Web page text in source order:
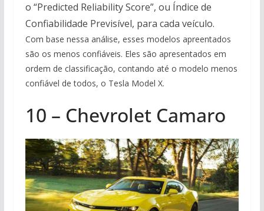
o “Predicted Reliability Score”, ou Índice de
Confiabilidade Previsível, para cada veículo.
Com base nessa análise, esses modelos apreentados
são os menos confiáveis. Eles são apresentados em
ordem de classificação, contando até o modelo menos
confiável de todos, o Tesla Model X.
10 – Chevrolet Camaro